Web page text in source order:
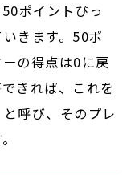
ポイントぴっ
きます。50ポ
の得点は0に戻
きれば、これを
呼び、そのプレ